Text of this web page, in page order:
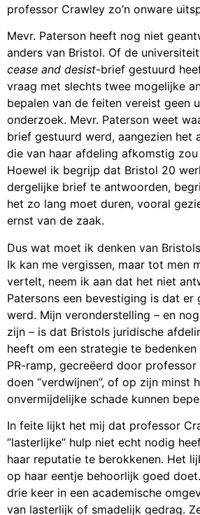
professor Crawley zo’n onware
Mevr. Paterson heeft nog niet
anders van Bristol. Of de
cease and desist-brief gestuurd
vraag met slechts twee mogelijke
bepalen van de feiten vereist geen
onderzoek. Mevr. Paterson weet
brief gestuurd werd, aangezien het
die van haar afdeling afkomstig
Hoewel ik begrijp dat Bristol 20
dergelijke brief te antwoorden,
het zo lang moet duren, vooral
ernst van de zaak.
Dus wat moet ik denken van
Ik kan me vergissen, maar tot men
vertelt, neem ik aan dat het niet
Patersons een bevestiging is dat er
werd. Mijn veronderstelling – en
zijn – is dat Bristols juridische
heeft om een strategie te
PR-ramp, gecreëerd door professor
doen “verdwijnen”, of op zijn minst
onvermijdelijke schade kunnen
In feite lijkt het mij dat professor
“lasterlijke” hulp niet echt nodig
haar reputatie te berokkenen. Het
op haar eentje behoorlijk goed
drie keer in een academische
van lasterlijk of smadelijk gedrag.